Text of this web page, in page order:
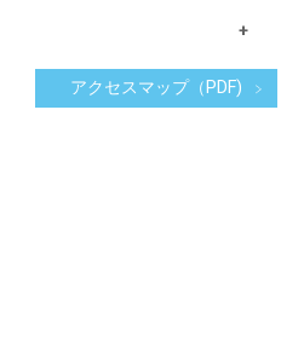
アクセスマップ（PDF)